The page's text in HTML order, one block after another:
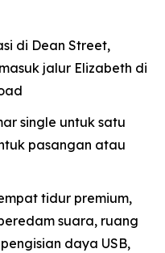
di Dean Street,
jalur Elizabeth di
single untuk satu
pasangan atau
tidur premium,
suara, ruang
daya USB,